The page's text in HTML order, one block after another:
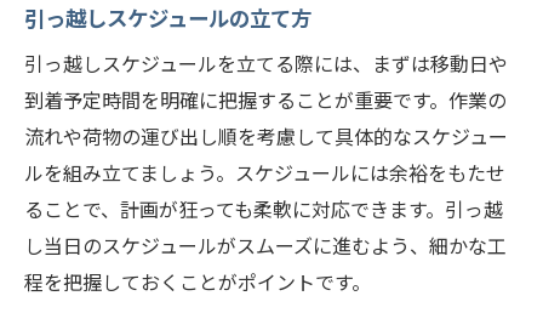
札幌市東区の引っ越しを安くするための費用削
減のコツ
中古の梱包材の活用
引っ越し業者の比較サイトを利用
平日引っ越しの利点
見積もり交渉のポイント
サービス内容の見直し
引っ越しスケジュールの立て方
引っ越しスケジュールを立てる際には、まずは移動日や
到着予定時間を明確に把握することが重要です。作業の
流れや荷物の運び出し順を考慮して具体的なスケジュー
ルを組み立てましょう。スケジュールには余裕をもたせ
ることで、計画が狂っても柔軟に対応できます。引っ越
し当日のスケジュールがスムーズに進むよう、細かな工
程を把握しておくことがポイントです。